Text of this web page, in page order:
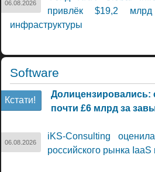
06.08.2026
привлёк $19,2
инфраструктуры
Software
Кстати!
Долицензировались:
почти £6 млрд за
06.08.2026
iKS-Consulting
российского рынка